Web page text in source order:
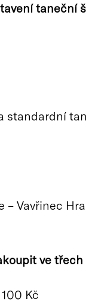
taneční
standardní
– Vavřinec
ve
Kč